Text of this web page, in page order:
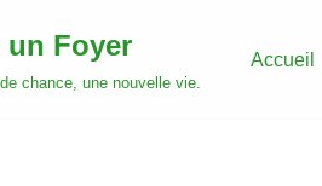
un Foyer
chance, une nouvelle vie.
Accueil